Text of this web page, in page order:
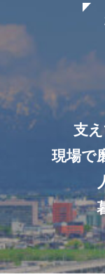
支
現場で